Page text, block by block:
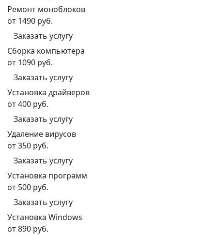
Ремонт моноблоков
от 1490 руб.
Заказать услугу
Сборка компьютера
от 1090 руб.
Заказать услугу
Установка драйверов
от 400 руб.
Заказать услугу
Удаление вирусов
от 350 руб.
Заказать услугу
Установка программ
от 500 руб.
Заказать услугу
Установка Windows
от 890 руб.